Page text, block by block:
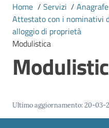
CIVICA
MONET
Amministrazione
Servizi
Home / Servizi /
Attestato con i nominativi
alloggio di proprietà
Modulistica
Ultimo aggiornamento:20-03-